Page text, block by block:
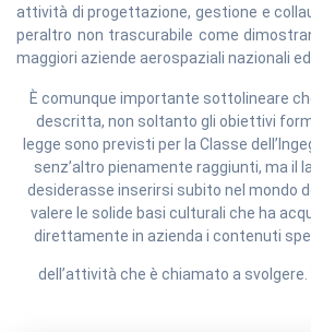
attività di progettazione, gestione e
peraltro non trascurabile come
maggiori aziende aerospaziali nazionali
È comunque importante sottolineare
descritta, non soltanto gli obiettivi
legge sono previsti per la Classe
senz’altro pienamente raggiunti, ma il
desiderasse inserirsi subito nel mondo
valere le solide basi culturali che ha
direttamente in azienda i contenuti
dell’attività che è chiamato a svolgere.